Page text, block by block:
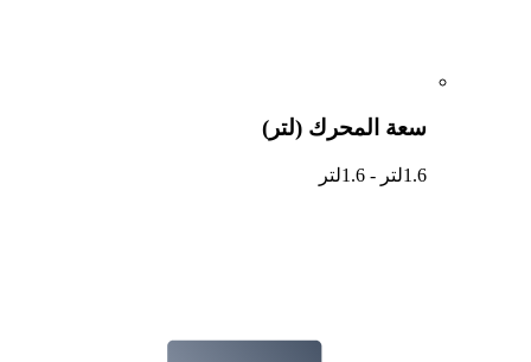
سعة المحرك (لتر)
1.6لتر - 1.6لتر